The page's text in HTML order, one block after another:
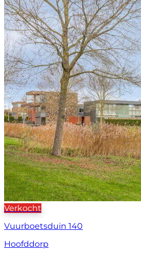
Verkocht
Vuurboetsduin 140
Hoofddorp